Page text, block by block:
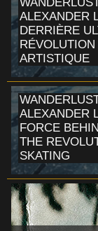
ALEXANDER
DERRIÈRE
ARTISTIQUE
ALEXANDER
FORCE
THE
SKATING